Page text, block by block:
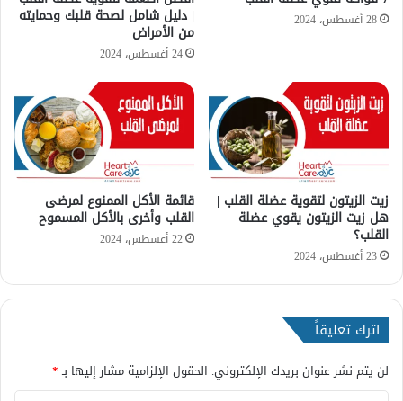
ا
ط
د 28 أغسطس، 2024 | دليل شامل لصحة قلبك وحمايته
من الأمراض
24 أغسطس، 2024
زيت الزيتون لتقوية عضلة القلب |
هل زيت الزيتون يقوي عضلة
القلب؟
23 أغسطس، 2024
قائمة الأكل الممنوع لمرضى
القلب وأخرى بالأكل المسموح
22 أغسطس، 2024
اترك تعليقاً
لن يتم نشر عنوان بريدك الإلكتروني. الحقول الإلزامية مشار إليها بـ*